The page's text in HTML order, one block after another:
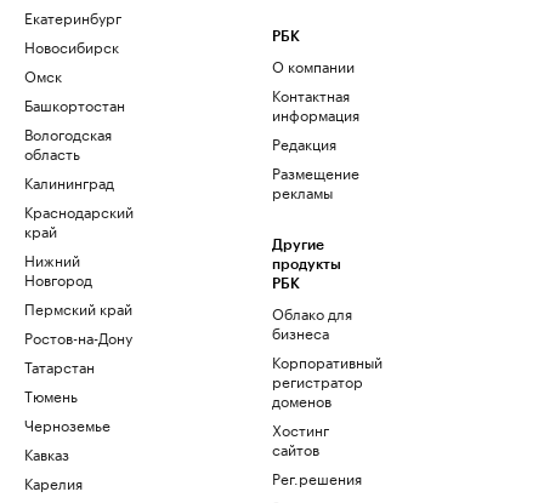
Екатеринбург
Новосибирск
Омск
Башкортостан
Вологодская
область
Калининград
Краснодарский
край
Нижний
Новгород
Пермский край
Ростов-на-Дону
Татарстан
Тюмень
Черноземье
Кавказ
Карелия
РБК
О компании
Контактная
информация
Редакция
Размещение
рекламы
Другие
продукты
РБК
Облако для
бизнеса
Корпоративный
регистратор
доменов
Хостинг
сайтов
Рег.решения